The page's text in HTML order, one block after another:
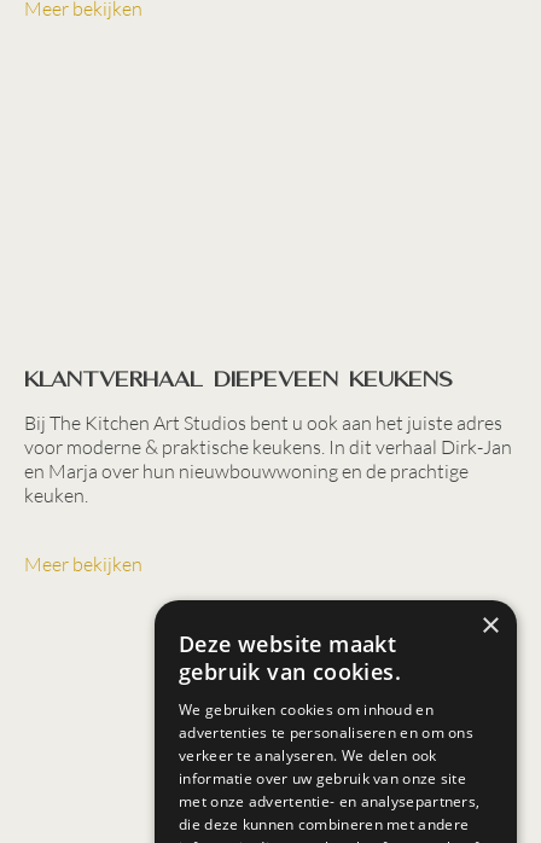
Meer bekijken
Klantverhaal Diepeveen Keukens
Bij The Kitchen Art Studios bent u ook aan het juiste adres
voor moderne & praktische keukens. In dit verhaal Dirk-Jan
en Marja over hun nieuwbouwwoning en de prachtige
keuken.
Meer bekijken
×
Deze website maakt
gebruik van cookies.
We gebruiken cookies om inhoud en
advertenties te personaliseren en om ons
verkeer te analyseren. We delen ook
informatie over uw gebruik van onze site
met onze advertentie- en analysepartners,
die deze kunnen combineren met andere